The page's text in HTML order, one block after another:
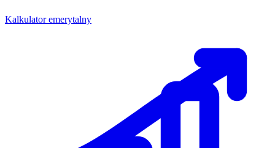
Kalkulator emerytalny